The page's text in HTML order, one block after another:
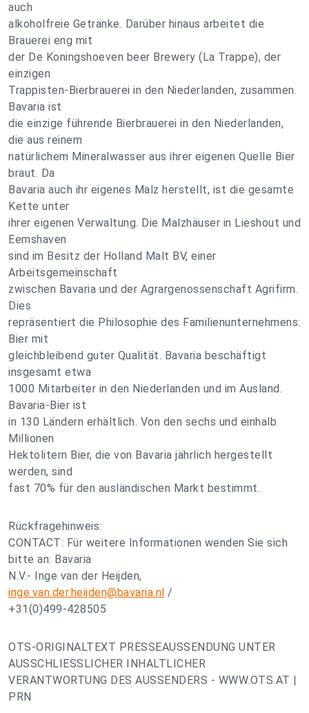
auch
alkoholfreie Getränke. Darüber hinaus arbeitet die
Brauerei eng mit
der De Koningshoeven beer Brewery (La Trappe), der
einzigen
Trappisten-Bierbrauerei in den Niederlanden, zusammen.
Bavaria ist
die einzige führende Bierbrauerei in den Niederlanden,
die aus reinem
natürlichem Mineralwasser aus ihrer eigenen Quelle Bier
braut. Da
Bavaria auch ihr eigenes Malz herstellt, ist die gesamte
Kette unter
ihrer eigenen Verwaltung. Die Malzhäuser in Lieshout und
Eemshaven
sind im Besitz der Holland Malt BV, einer
Arbeitsgemeinschaft
zwischen Bavaria und der Agrargenossenschaft Agrifirm.
Dies
repräsentiert die Philosophie des Familienunternehmens:
Bier mit
gleichbleibend guter Qualität. Bavaria beschäftigt
insgesamt etwa
1000 Mitarbeiter in den Niederlanden und im Ausland.
Bavaria-Bier ist
in 130 Ländern erhältlich. Von den sechs und einhalb
Millionen
Hektolitern Bier, die von Bavaria jährlich hergestellt
werden, sind
fast 70% für den ausländischen Markt bestimmt.
Rückfragehinweis:
CONTACT: Für weitere Informationen wenden Sie sich
bitte an: Bavaria
N.V.- Inge van der Heijden,
inge.van.der.heijden@bavaria.nl /
+31(0)499-428505
OTS-ORIGINALTEXT PRESSEAUSSENDUNG UNTER
AUSSCHLIESSLICHER INHALTLICHER
VERANTWORTUNG DES AUSSENDERS - WWW.OTS.AT |
PRN